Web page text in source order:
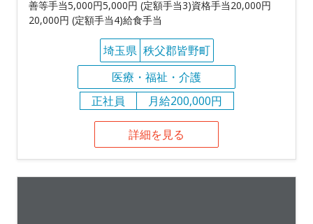
善等手当5,000円5,000円 (定額手当3)資格手当20,000円
20,000円 (定額手当4)給食手当
埼玉県 秩父郡皆野町
医療・福祉・介護
正社員
月給200,000円
詳細を見る